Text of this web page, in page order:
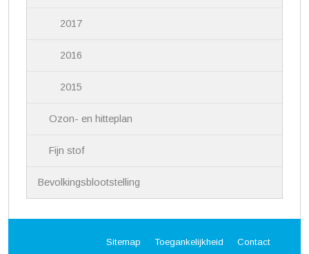
2017
2016
2015
Ozon- en hitteplan
Fijn stof
Bevolkingsblootstelling
Sitemap Toegankelijkheid Contact